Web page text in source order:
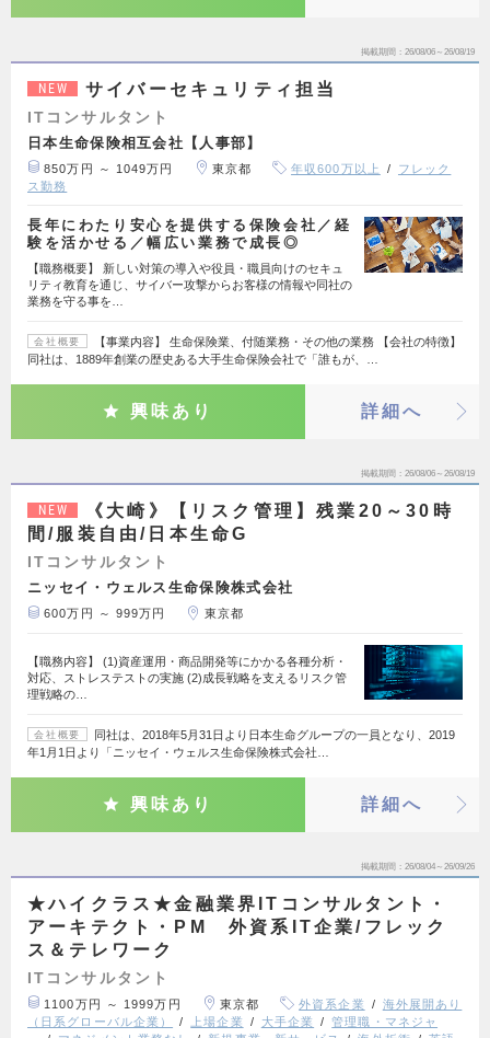
掲載期間 26/08/06～26/08/19
NEW サイバーセキュリティ担当
ITコンサルタント
日本生命保険相互会社【人事部】
850万円 ～ 1049万円 東京都 年収600万以上
フレック
ス勤務
長年にわたり安心を提供する保険会社／経
験を活かせる／幅広い業務で成長◎
【職務概要】 新しい対策の導入や役員・職員向けのセキュ
リティ教育を通じ、サイバー攻撃からお客様の情報や同社の
業務を守る事を…
会社概要
【事業内容】 生命保険業、付随業務・その他の業務 【会社の特徴】
同社は、1889年創業の歴史ある大手生命保険会社で「誰もが、…
興味あり 詳細へ
掲載期間 26/08/06～26/08/19
NEW
《大崎》【リスク管理】残業20～30時
間/服装自由/日本生命G
ITコンサルタント
ニッセイ・ウェルス生命保険株式会社
600万円 ～ 999万円 東京都
【職務内容】 (1)資産運用・商品開発等にかかる各種分析・
対応、ストレステストの実施 (2)成長戦略を支えるリスク管
理戦略の…
会社概要
同社は、2018年5月31日より日本生命グループの一員となり、2019
年1月1日より「ニッセイ・ウェルス生命保険株式会社…
興味あり 詳細へ
掲載期間 26/08/04～26/09/26
★ハイクラス★金融業界ITコンサルタント・
アーキテクト・PM 外資系IT企業/フレック
ス＆テレワーク
ITコンサルタント
1100万円 ～ 1999万円 東京都 外資系企業
海外展開あり
（日系グローバル企業）
上場企業 大手企業
管理職・マネジャ